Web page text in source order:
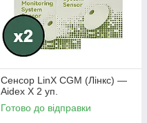
Сенсор LinX CGM (Лінкс) —
Aidex X 2 уп.
Готово до відправки